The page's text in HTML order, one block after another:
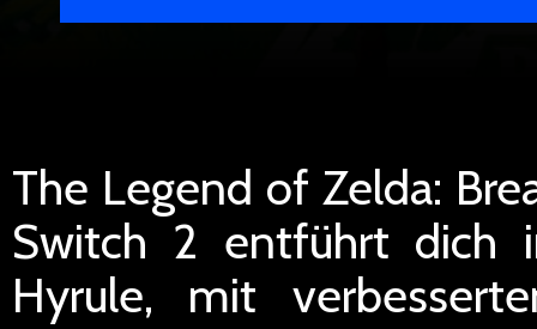
The Legend of Zelda:
Switch 2 entführt dich
Hyrule, mit